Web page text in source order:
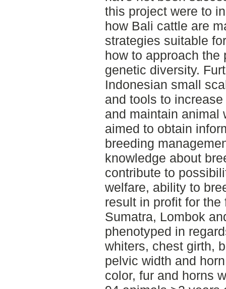
this project were to
how Bali cattle are
strategies suitable
how to approach the
genetic diversity.
Indonesian small
and tools to
and maintain animal
aimed to obtain
breeding
knowledge about
contribute to
welfare, ability to
result in profit for
Sumatra, Lombok
phenotyped in
whiters, chest girth,
pelvic width and
color, fur and horns